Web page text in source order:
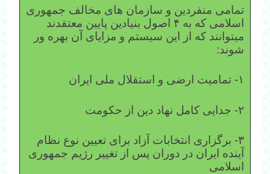
تمامی منفردین و سازمان های مخالف جمهوری
اسلامی که به ۴ اصول بنیادین پایین معتقدند
میتوانند که از این سیستم و مزایای آن بهره ور
شوند:
۱- تمامیت ارضی و استقلال ملی ایران
۲- جدایی کامل نهاد دین از حکومت
۳- برگزاری انتخابات آزاد برای تعیین نوع نظام
آینده ایران در دوران پس از تغییر رژیم جمهوری
اسلامی